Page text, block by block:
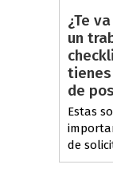
¿Te
un
de
Estas
de